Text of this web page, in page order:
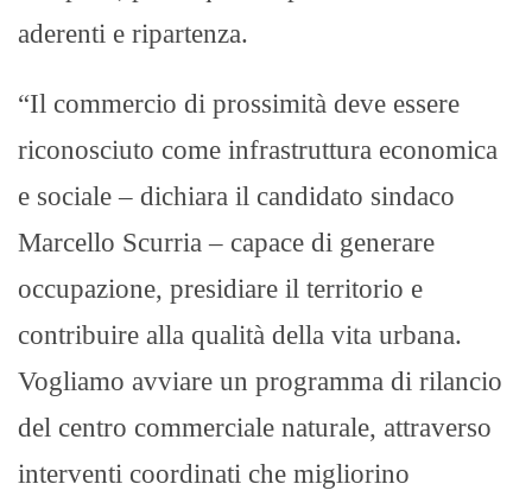
aderenti e ripartenza.
“Il commercio di prossimità deve essere
riconosciuto come infrastruttura economica
e sociale – dichiara il candidato sindaco
Marcello Scurria – capace di generare
occupazione, presidiare il territorio e
contribuire alla qualità della vita urbana.
Vogliamo avviare un programma di rilancio
del centro commerciale naturale, attraverso
interventi coordinati che migliorino